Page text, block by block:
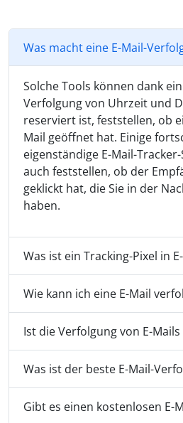
Was macht eine E-Mail-
Solche Tools können dank
Verfolgung von Uhrzeit und
reserviert ist, feststellen, ob
Mail geöffnet hat. Einige
eigenständige E-Mail-
auch feststellen, ob der
geklickt hat, die Sie in der
haben.
Was ist ein Tracking-Pixel in
Wie kann ich eine E-Mail
Ist die Verfolgung von E-Mails
Was ist der beste E-Mail-
Gibt es einen kostenlosen E-